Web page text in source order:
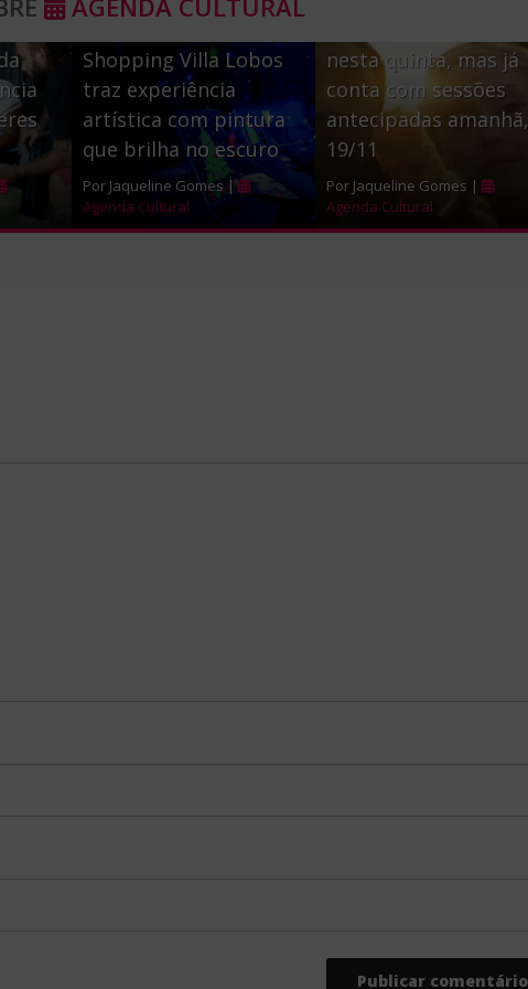
b
o
e
AGENDA CULTURAL
Shopping Villa Lobos
traz experiência
artística com pintura
que brilha no escuro
Por Jaqueline Gomes |
Agenda Cultural
nesta quinta, mas já
conta com sessões
antecipadas amanhã,
19/11
Por Jaqueline Gomes |
Agenda Cultural